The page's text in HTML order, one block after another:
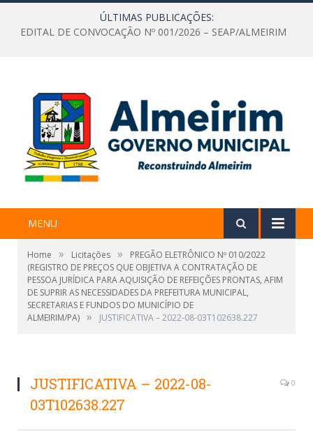
ÚLTIMAS PUBLICAÇÕES:
EDITAL DE CONVOCAÇÃO Nº 001/2026 – SEAP/ALMEIRIM
MENU
Home » Licitações »
PREGÃO ELETRÔNICO Nº 010/2022
(REGISTRO DE PREÇOS QUE OBJETIVA A CONTRATAÇÃO DE
PESSOA JURÍDICA PARA AQUISIÇÃO DE REFEIÇÕES PRONTAS, AFIM
DE SUPRIR AS NECESSIDADES DA PREFEITURA MUNICIPAL,
SECRETARIAS E FUNDOS DO MUNICÍPIO DE
ALMEIRIM/PA) » JUSTIFICATIVA – 2022-08-03T102638.227
JUSTIFICATIVA – 2022-08-
03T102638.227
0